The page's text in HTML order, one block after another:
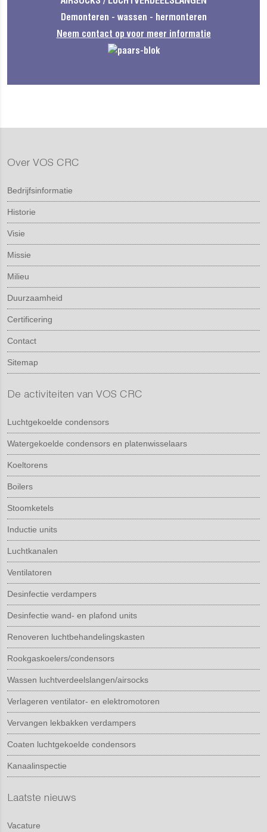
Demonteren - wassen - hermonteren
Neem contact op voor meer informatie
Over VOS CRC
Bedrijfsinformatie
Historie
Visie
Missie
Milieu
Duurzaamheid
Certificering
Contact
Sitemap
De activiteiten van VOS CRC
Luchtgekoelde condensors
Watergekoelde condensors en platenwisselaars
Koeltorens
Boilers
Stoomketels
Inductie units
Luchtkanalen
Ventilatoren
Desinfectie verdampers
Desinfectie wand- en plafond units
Renoveren luchtbehandelingskasten
Rookgaskoelers/condensors
Wassen luchtverdeelslangen/airsocks
Verlageren ventilator- en elektromotoren
Vervangen lekbakken verdampers
Coaten luchtgekoelde condensors
Kanaalinspectie
Laatste nieuws
Vacature